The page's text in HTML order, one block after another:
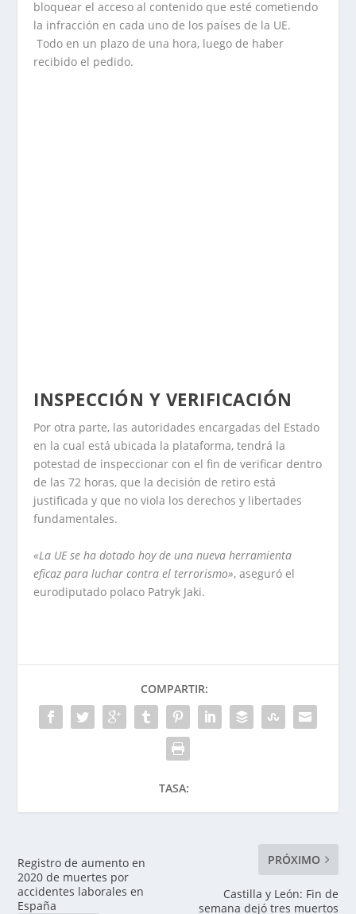
bloquear el acceso al contenido que esté cometiendo
la infracción en cada uno de los países de la UE.
Todo en un plazo de una hora, luego de haber
recibido el pedido.
INSPECCIÓN Y VERIFICACIÓN
Por otra parte, las autoridades encargadas del Estado
en la cual está ubicada la plataforma, tendrá la
potestad de inspeccionar con el fin de verificar dentro
de las 72 horas, que la decisión de retiro está
justificada y que no viola los derechos y libertades
fundamentales.
«La UE se ha dotado hoy de una nueva herramienta
eficaz para luchar contra el terrorismo», aseguró el
eurodiputado polaco Patryk Jaki.
COMPARTIR:
TASA:
Registro de aumento en
2020 de muertes por
accidentes laborales en
España
PRÓXIMO
Castilla y León: Fin de
semana dejó tres muertos